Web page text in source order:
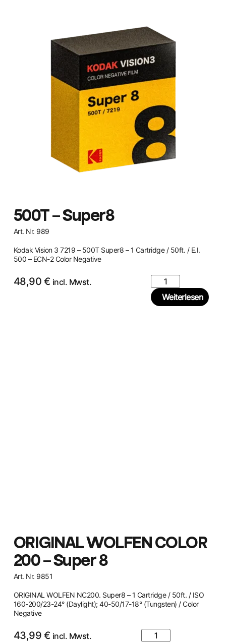
500T – Super8
Art. Nr. 989
Kodak Vision 3 7219 – 500T Super8 – 1 Cartridge / 50ft. / E.I.
500 – ECN-2 Color Negative
48,90 € incl. Mwst.
Weiterlesen
ORIGINAL WOLFEN COLOR
200 – Super 8
Art. Nr. 9851
ORIGINAL WOLFEN NC200. Super8 – 1 Cartridge / 50ft. / ISO
160-200/23-24° (Daylight); 40-50/17-18° (Tungsten) / Color
Negative
43,99 € incl. Mwst.